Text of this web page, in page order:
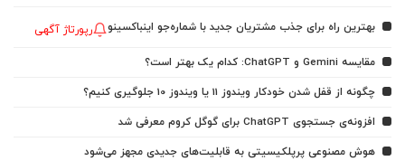
بهترین راه برای جذب مشتریان جدید با شماره‌جو اینباکسینو رپورتاژ آگهی
مقایسه Gemini و ChatGPT: کدام یک بهتر است؟
چگونه از قفل شدن خودکار ویندوز 11 یا ویندوز 10 جلوگیری کنیم؟
افزونه‌ی جستجوی ChatGPT برای گوگل کروم معرفی شد
هوش مصنوعی پرپلکیسیتی به قابلیت‌های جدیدی مجهز می‌شود